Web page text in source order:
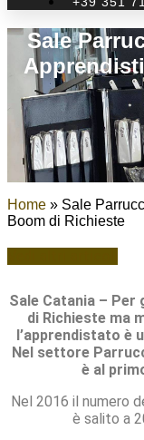
Sale
Home » Sale
Boom di Richieste
Sale Catania – Per
di Richieste ma
l’apprendistato è
Nel settore
è al
Nel 2016 il numero
è salito a